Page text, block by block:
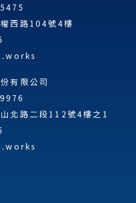
西路104號4樓
有限公司
北路二段112號4樓之1